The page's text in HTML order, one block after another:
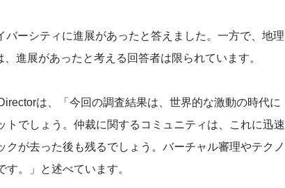
ーシティに進展があったと答えました。一方で、地理
進展があったと考える回答者は限られています。
は、「今回の調査結果は、世界的な激動の時代に
でしょう。仲裁に関するコミュニティは、これに迅速
が去った後も残るでしょう。バーチャル審理やテクノ
。」と述べています。